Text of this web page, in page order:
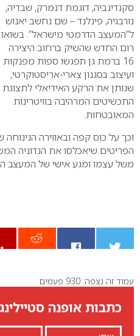
סקנדינביה, דוגמת דנמרק, שבדיה,
נורבגיה, פינלנד – שם נחשב יאנוש
ל”המעצב הדרמטי מישראל”. בשואו
רום החדש שהשיק ברחוב היצירה
16 ברמת גן תפגשו ספות מפנקות
ועיצוב בסגנון צארי-אריסטוקרטי,
שנותן את הרקע האידיאלי לתצוגת
התכשיטים המרהיבה בוויטרינות
המאובטחות.
וכך על כוס קפה ובאווירה
הפריטים שיאכלסו את הנדוניה
משל עצמו ומגע אישי של המעצב
0
עמוד זה נצפה: 930 פעמים
כתבות אופנה סטיילינג